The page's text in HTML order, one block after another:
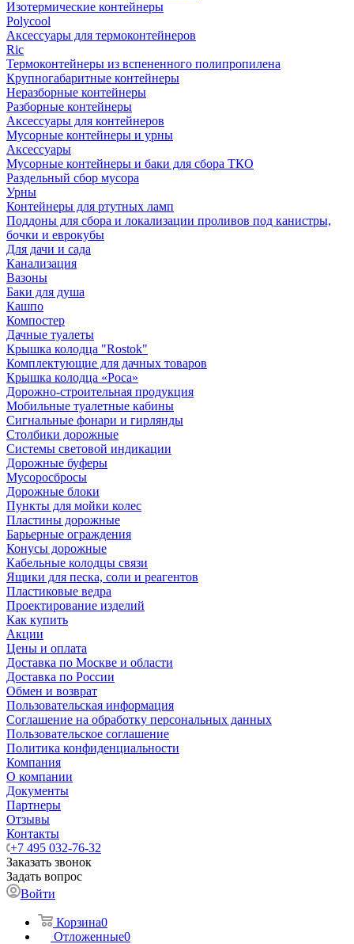
Изотермические контейнеры
Polycool
Аксессуары для термоконтейнеров
Ric
Термоконтейнеры из вспененного полипропилена
Крупногабаритные контейнеры
Неразборные контейнеры
Разборные контейнеры
Аксессуары для контейнеров
Мусорные контейнеры и урны
Аксессуары
Мусорные контейнеры и баки для сбора ТКО
Раздельный сбор мусора
Урны
Контейнеры для ртутных ламп
Поддоны для сбора и локализации проливов под канистры,
бочки и еврокубы
Для дачи и сада
Канализация
Вазоны
Баки для душа
Кашпо
Компостер
Дачные туалеты
Крышка колодца "Rostok"
Комплектующие для дачных товаров
Крышка колодца «Роса»
Дорожно-строительная продукция
Мобильные туалетные кабины
Сигнальные фонари и гирлянды
Столбики дорожные
Системы световой индикации
Дорожные буферы
Мусоросбросы
Дорожные блоки
Пункты для мойки колес
Пластины дорожные
Барьерные ограждения
Конусы дорожные
Кабельные колодцы связи
Ящики для песка, соли и реагентов
Пластиковые ведра
Проектирование изделий
Как купить
Акции
Цены и оплата
Доставка по Москве и области
Доставка по России
Обмен и возврат
Пользовательская информация
Соглашение на обработку персональных данных
Пользовательское соглашение
Политика конфиденциальности
Компания
О компании
Документы
Партнеры
Отзывы
Контакты
+7 495 032-76-32
Заказать звонок
Задать вопрос
Войти
Корзина0
Отложенные0